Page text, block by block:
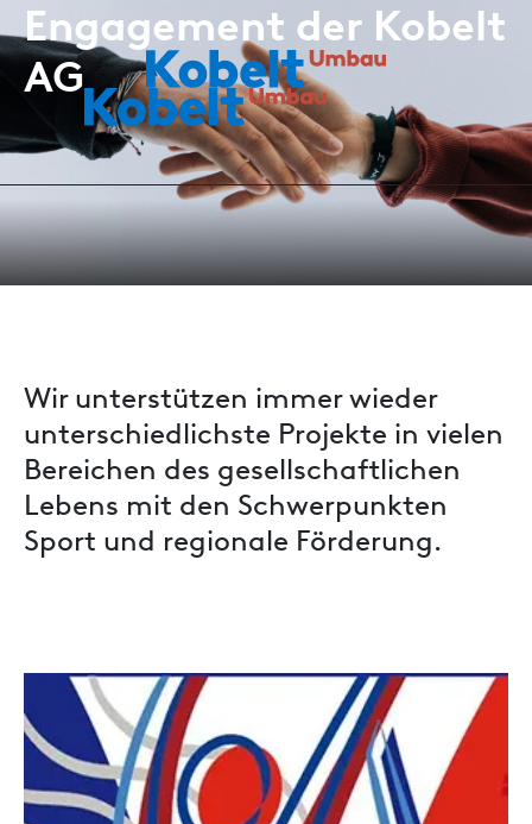
Engagement der Kobelt
AG
Wir unterstützen immer wieder
unterschiedlichste Projekte in vielen
Bereichen des gesellschaftlichen
Lebens mit den Schwerpunkten
Sport und regionale Förderung.